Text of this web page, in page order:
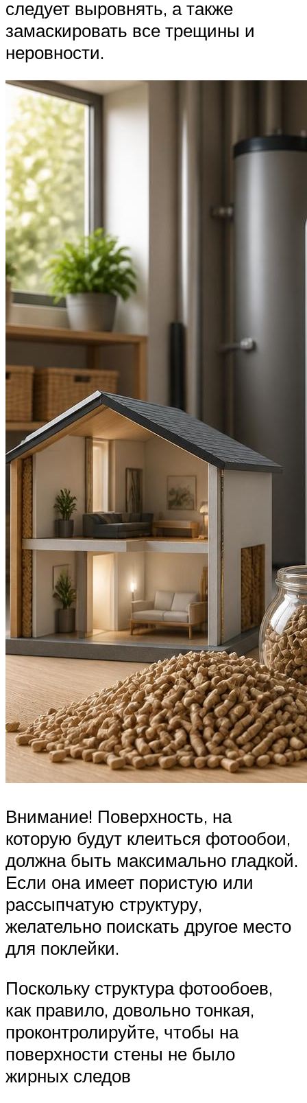
следует выровнять, а также
замаскировать все трещины и
неровности.
Внимание! Поверхность, на
которую будут клеиться фотообои,
должна быть максимально гладкой.
Если она имеет пористую или
рассыпчатую структуру,
желательно поискать другое место
для поклейки.
Поскольку структура фотообоев,
как правило, довольно тонкая,
проконтролируйте, чтобы на
поверхности стены не было
жирных следов